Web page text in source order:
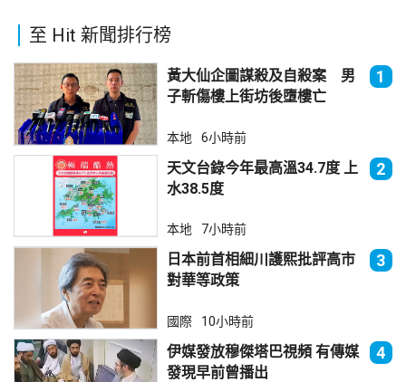
至 Hit 新聞排行榜
黃大仙企圖謀殺及自殺案 男
子斬傷樓上街坊後墮樓亡
1
本地 6小時前
天文台錄今年最高溫34.7度 上
水38.5度
2
本地 7小時前
日本前首相細川護熙批評高市
對華等政策
3
國際 10小時前
伊媒發放穆傑塔巴視頻 有傳媒
發現早前曾播出
4